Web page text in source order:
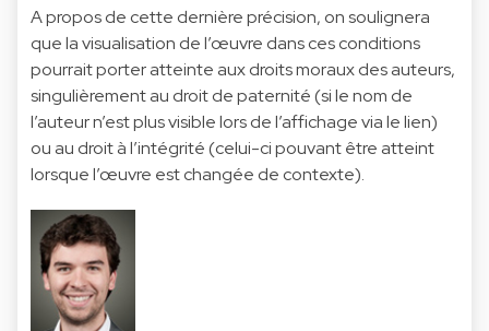
A propos de cette dernière précision, on soulignera
que la visualisation de l’œuvre dans ces conditions
pourrait porter atteinte aux droits moraux des auteurs,
singulièrement au droit de paternité (si le nom de
l’auteur n’est plus visible lors de l’affichage via le lien)
ou au droit à l’intégrité (celui-ci pouvant être atteint
lorsque l’œuvre est changée de contexte).